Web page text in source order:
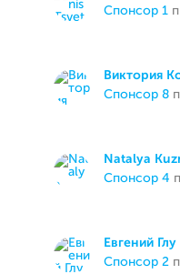
спонсор 1
Виктория
спонсор 8
Natalya
спонсор 4
Евгений Глу
спонсор 2